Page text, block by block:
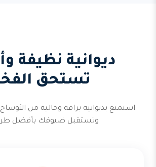
ديوانية نظيفة
تستحق
استمتع بديوانية براقة وخالية من
وتستقبل ضيوفك بأفضل